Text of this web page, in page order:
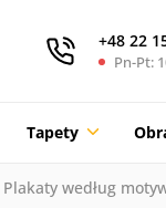
+48 22
Pn-Pt:
Tapety
Plakaty według